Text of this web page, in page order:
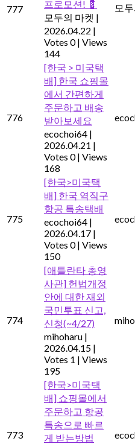
777
프로모션! 💈
모두의 마켓 |
2026.04.22 |
Votes 0 | Views
144
모
776
[한국 > 미국택
배] 한국 쇼핑몰
에서 간편하게
주문하고 배송
받아보세요
ecochoi64 |
2026.04.21 |
Votes 0 | Views
168
775
[한국>미국택
배] 한국 역직구
항공 특송택배
ecochoi64 |
2026.04.17 |
Votes 0 | Views
150
774
[애틀란타 총영
사관] 헌법개정
안에 대한 재외
국민투표 신고,
신청(~4/27)
mihoharu |
2026.04.15 |
Votes 1 | Views
195
773
[한국>미국택
배] 쇼핑몰에서
주문하고 항공
특송으로 빠르
게 받는방법